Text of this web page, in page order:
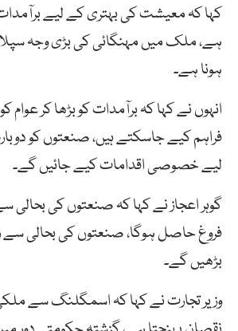
کہا کہ معیشت کی بہتری کے لیے
ہے، ملک میں مہنگائی کی بڑی وجہ
ہونا ہے۔
انہوں نے کہا کہ برآمدات کو بڑھا کر عوام
فراہم کیے جاسکتے ہیں، صنعتوں کو
لیے خصوصی اقدامات کیے جائیں گے۔
گوہر اعجاز نے کہا کہ صنعتوں کی بحالی
فروغ حاصل ہوگا، صنعتوں کی بحالی سے
بڑھیں گے۔
وزیر تجارت نے کہا کہ اسمگلنگ سے